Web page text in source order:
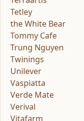
Tetley
the White Bear
Tommy Cafe
Trung Nguyen
Twinings
Unilever
Vaspiatta
Verde Mate
Verival
Vitafarm